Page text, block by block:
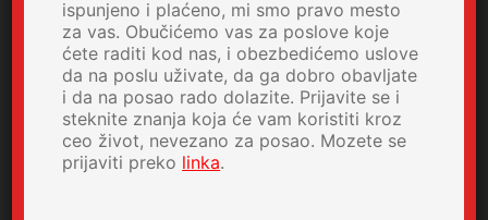
ispunjeno i plaćeno, mi smo pravo mesto
za vas. Obučićemo vas za poslove koje
ćete raditi kod nas, i obezbedićemo uslove
da na poslu uživate, da ga dobro obavljate
i da na posao rado dolazite. Prijavite se i
steknite znanja koja će vam koristiti kroz
ceo život, nevezano za posao. Mozete se
prijaviti preko linka.